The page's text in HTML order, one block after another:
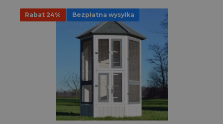
Rabat 24% Bezpłatna wysyłka